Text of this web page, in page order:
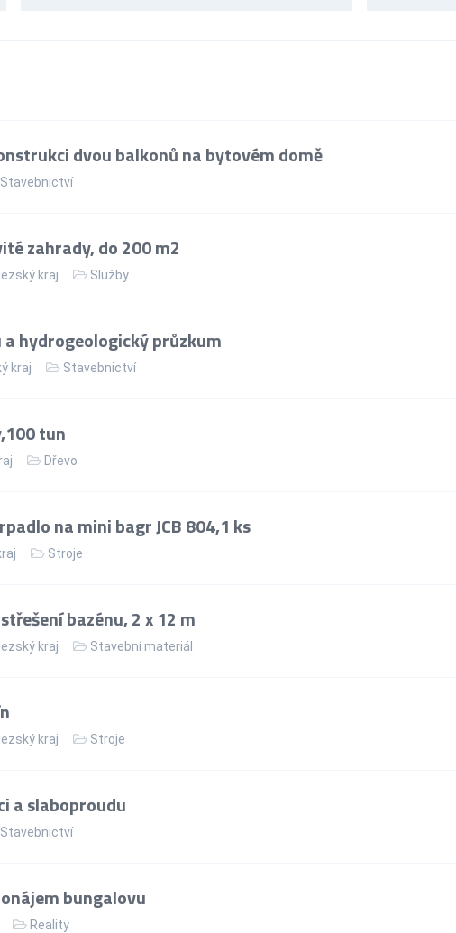
dvou balkonů na bytovém domě
Stavebnictví
zahrady, do 200 m2
kraj Služby
hydrogeologický průzkum
kraj Stavebnictví
tun
Dřevo
na mini bagr JCB 804,1 ks
Stroje
bazénu, 2 x 12 m
kraj Stavební materiál
kraj Stroje
a slaboproudu
Stavebnictví
bungalovu
Reality